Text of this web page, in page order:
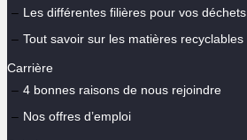
Les différentes filières pour vos déchets
Tout savoir sur les matières recyclables
Carrière
4 bonnes raisons de nous rejoindre
Nos offres d’emploi